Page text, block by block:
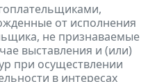
от исполнения
не признаваемые
выставления и (или)
при осуществлении
в интересах